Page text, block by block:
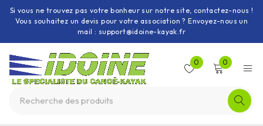
Si vous ne trouvez pas votre bonheur sur notre site, contactez-nous !
Vous souhaitez un devis pour votre association ? Envoyez-nous un
mail : support@idoine-kayak.fr
0 0